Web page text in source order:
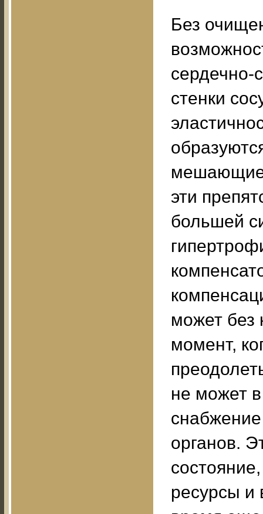
Без
сердечно-
стенки
мешающие
эти
большей
может без
момент,
не может
органов.
ресурсы и